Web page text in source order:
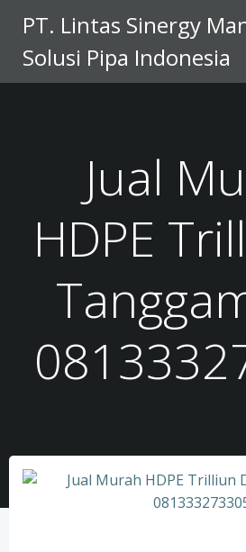
to
content
PT. Lintas Sinergy
Solusi Pipa Indonesia
Jual
HDPE